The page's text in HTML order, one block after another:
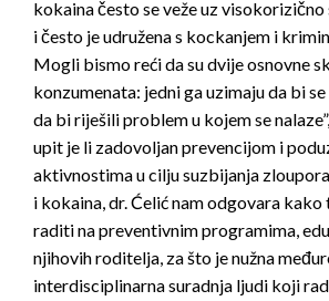
kokaina često se veže uz visokorizično
i često je udružena s kockanjem i
Mogli bismo reći da su dvije osnovne
konzumenata: jedni ga uzimaju da bi
da bi riješili problem u kojem se
upit je li zadovoljan prevencijom i
aktivnostima u cilju suzbijanja
i kokaina, dr. Ćelić nam odgovara kako
raditi na preventivnim programima,
njihovih roditelja, za što je nužna
interdisciplinarna suradnja ljudi koji